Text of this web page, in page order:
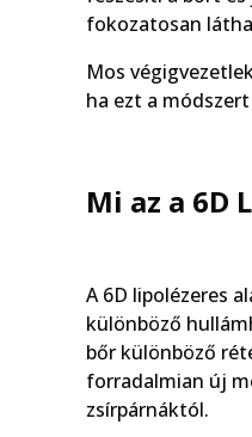
fokozatosan
Mos
ha ezt a
Mi az a 6D
A 6D lipolézeres
különböző
bőr különböző
forradalmian új
zsírpárnáktól.